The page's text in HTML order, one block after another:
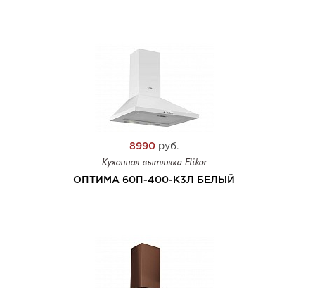
8990 руб.
Кухонная вытяжка Elikor
ОПТИМА 60П-400-К3Л БЕЛЫЙ